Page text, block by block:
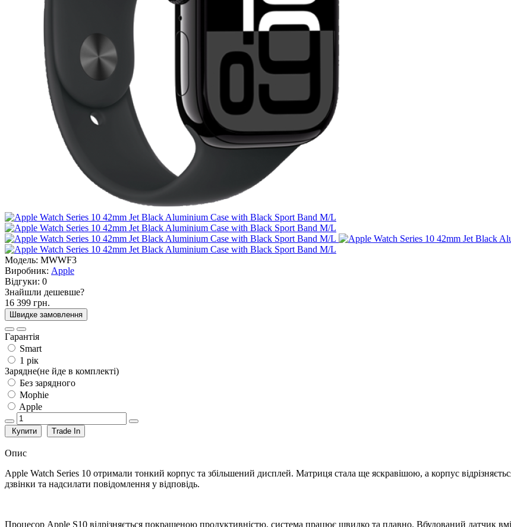
Модель: MWWF3
Виробник: Apple
Відгуки: 0
Знайшли дешевше?
16 399 грн.
Швидке замовлення
Гарантія
Smart
1 рік
Зарядне(не йде в комплекті)
Без зарядного
Mophie
Apple
Купити Trade In
Опис
Apple Watch Series 10 отримали тонкий корпус та збільшений дисплей. Матриця стала ще яскравішою, а корпус
дзвінки та надсилати повідомлення у відповідь.
Процесор Apple S10 відрізняється покращеною продуктивністю, система працює швидко та плавно. Вбудований датчик